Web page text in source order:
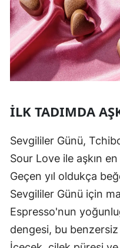
İLK TADIMDA
Sevgililer Günü,
Sour Love ile aşkın
Geçen yıl oldukça
Sevgililer Günü için
Espresso'nun
dengesi, bu